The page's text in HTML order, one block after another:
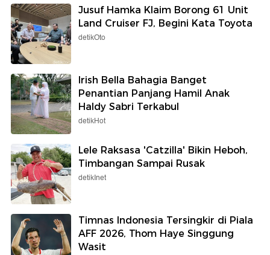
Jusuf Hamka Klaim Borong 61 Unit
Land Cruiser FJ, Begini Kata Toyota
detikOto
Irish Bella Bahagia Banget
Penantian Panjang Hamil Anak
Haldy Sabri Terkabul
detikHot
Lele Raksasa 'Catzilla' Bikin Heboh,
Timbangan Sampai Rusak
detikInet
Timnas Indonesia Tersingkir di Piala
AFF 2026, Thom Haye Singgung
Wasit